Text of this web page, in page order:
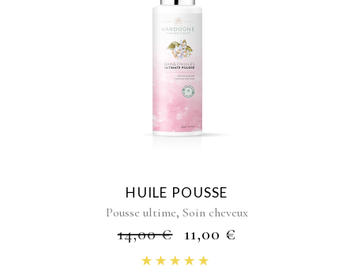
HUILE POUSSE
Pousse ultime, Soin cheveux
14,00€ 11,00 €